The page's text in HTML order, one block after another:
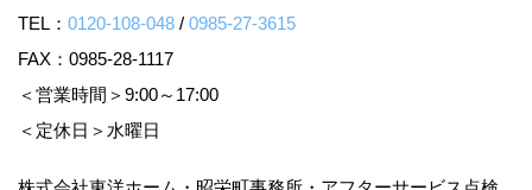
TEL： 0120-108-048 / 0985-27-3615
FAX：0985-28-1117
＜営業時間＞9:00～17:00
＜定休日＞水曜日